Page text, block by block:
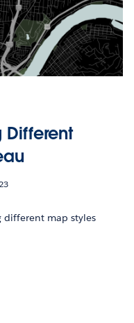
Different
different map styles